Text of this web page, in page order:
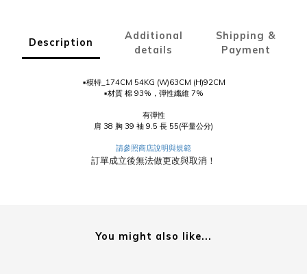
Description
Additional
details
Shipping &
Payment
▪️模特_174CM 54KG (W)63CM (H)92CM
▪️材質 棉 93%，彈性纖維 7%
有彈性
肩 38 胸 39 袖 9.5 長 55(平量公分)
請參照商店說明與規範
訂單成立後無法做更改與取消！
You might also like...